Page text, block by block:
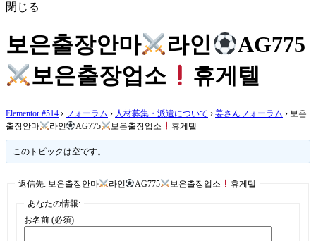
閉じる
보은출장안마 라인
AG775
보은출장업소
휴게텔
Elementor #514 › フォーラム › 人材募集・派遣について › 姜さんフォーラム › 보은
출장안마
라인 AG775 보은출장업소 휴게텔
このトピックは空です。
返信先: 보은출장안마 라인 AG775 보은출장업소
휴게텔
あなたの情報:
お名前 (必須)